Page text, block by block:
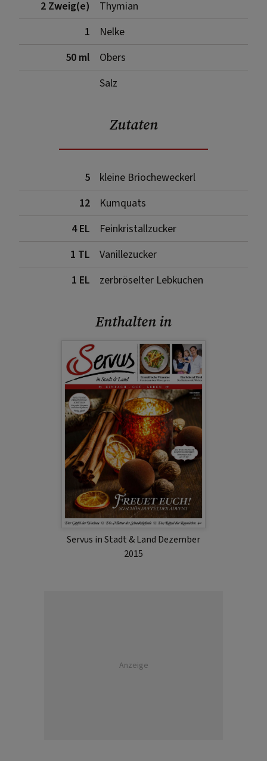
2 Zweig(e)
Thymian
1
Nelke
50 ml
Obers
Salz
Zutaten
5
kleine Briocheweckerl
12
Kumquats
4 EL
Feinkristallzucker
1 TL
Vanillezucker
1 EL
zerbröselter Lebkuchen
Enthalten in
Servus in Stadt & Land Dezember
2015
Anzeige